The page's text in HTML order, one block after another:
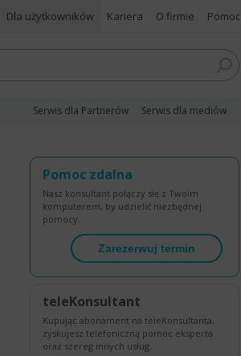
Dla użytkowników Kariera O firmie Pomoc
Serwis dla Partnerów Serwis dla mediów
Pomoc zdalna
Nasz konsultant połączy się z Twoim
komputerem, by udzielić niezbędnej
pomocy.
Zarezerwuj termin
teleKonsultant
Kupując abonament na teleKonsultanta,
zyskujesz telefoniczną pomoc eksperta
oraz szereg innych usług.